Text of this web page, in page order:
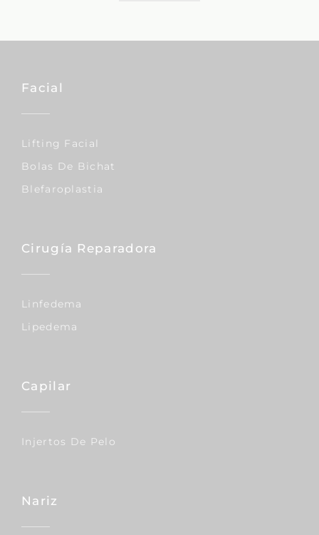
Facial
Lifting Facial
Bolas De Bichat
Blefaroplastia
Cirugía Reparadora
Linfedema
Lipedema
Capilar
Injertos De Pelo
Nariz